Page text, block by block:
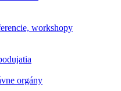
workshopy
orgány